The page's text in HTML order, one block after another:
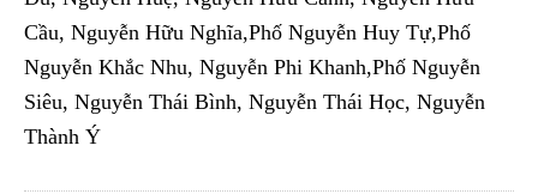
Cầu, Nguyễn Hữu Nghĩa,Phố Nguyễn Huy Tự,Phố
Nguyễn Khắc Nhu, Nguyễn Phi Khanh,Phố Nguyễn
Siêu, Nguyễn Thái Bình, Nguyễn Thái Học, Nguyễn
Thành Ý